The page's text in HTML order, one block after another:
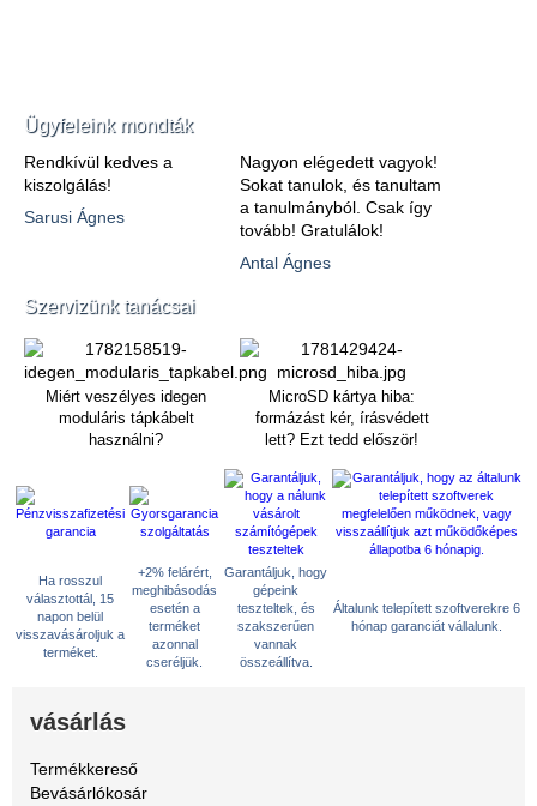
Ügyfeleink mondták
Rendkívül kedves a
kiszolgálás!
Sarusi Ágnes
Nagyon elégedett vagyok!
Sokat tanulok, és tanultam
a tanulmányból. Csak így
tovább! Gratulálok!
Antal Ágnes
Szervizünk tanácsai
Miért veszélyes idegen
moduláris tápkábelt
használni?
MicroSD kártya hiba:
formázást kér, írásvédett
lett? Ezt tedd először!
Ha rosszul
választottál, 15
napon belül
visszavásároljuk a
terméket.
+2% felárért,
meghibásodás
esetén a
terméket
azonnal
cseréljük.
Garantáljuk, hogy
gépeink
teszteltek, és
szakszerűen
vannak
összeállítva.
Általunk telepített szoftverekre 6
hónap garanciát vállalunk.
vásárlás
Termékkereső
Bevásárlókosár